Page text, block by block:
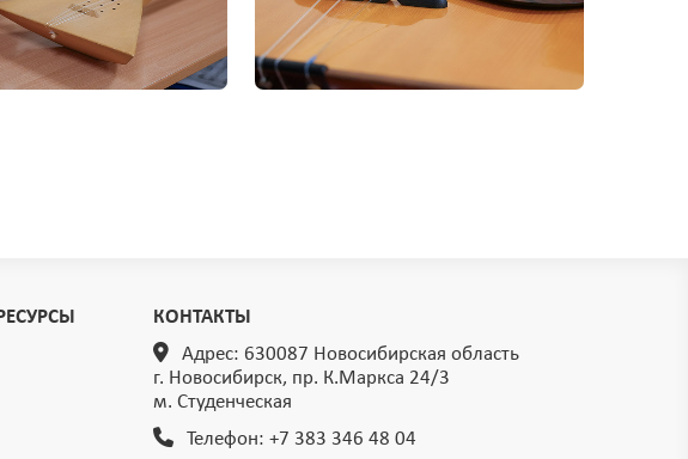
КОНТАКТЫ
Адрес: 630087 Новосибирская область
г. Новосибирск, пр. К.Маркса 24/3
м. Студенческая
Телефон: +7 383 346 48 04